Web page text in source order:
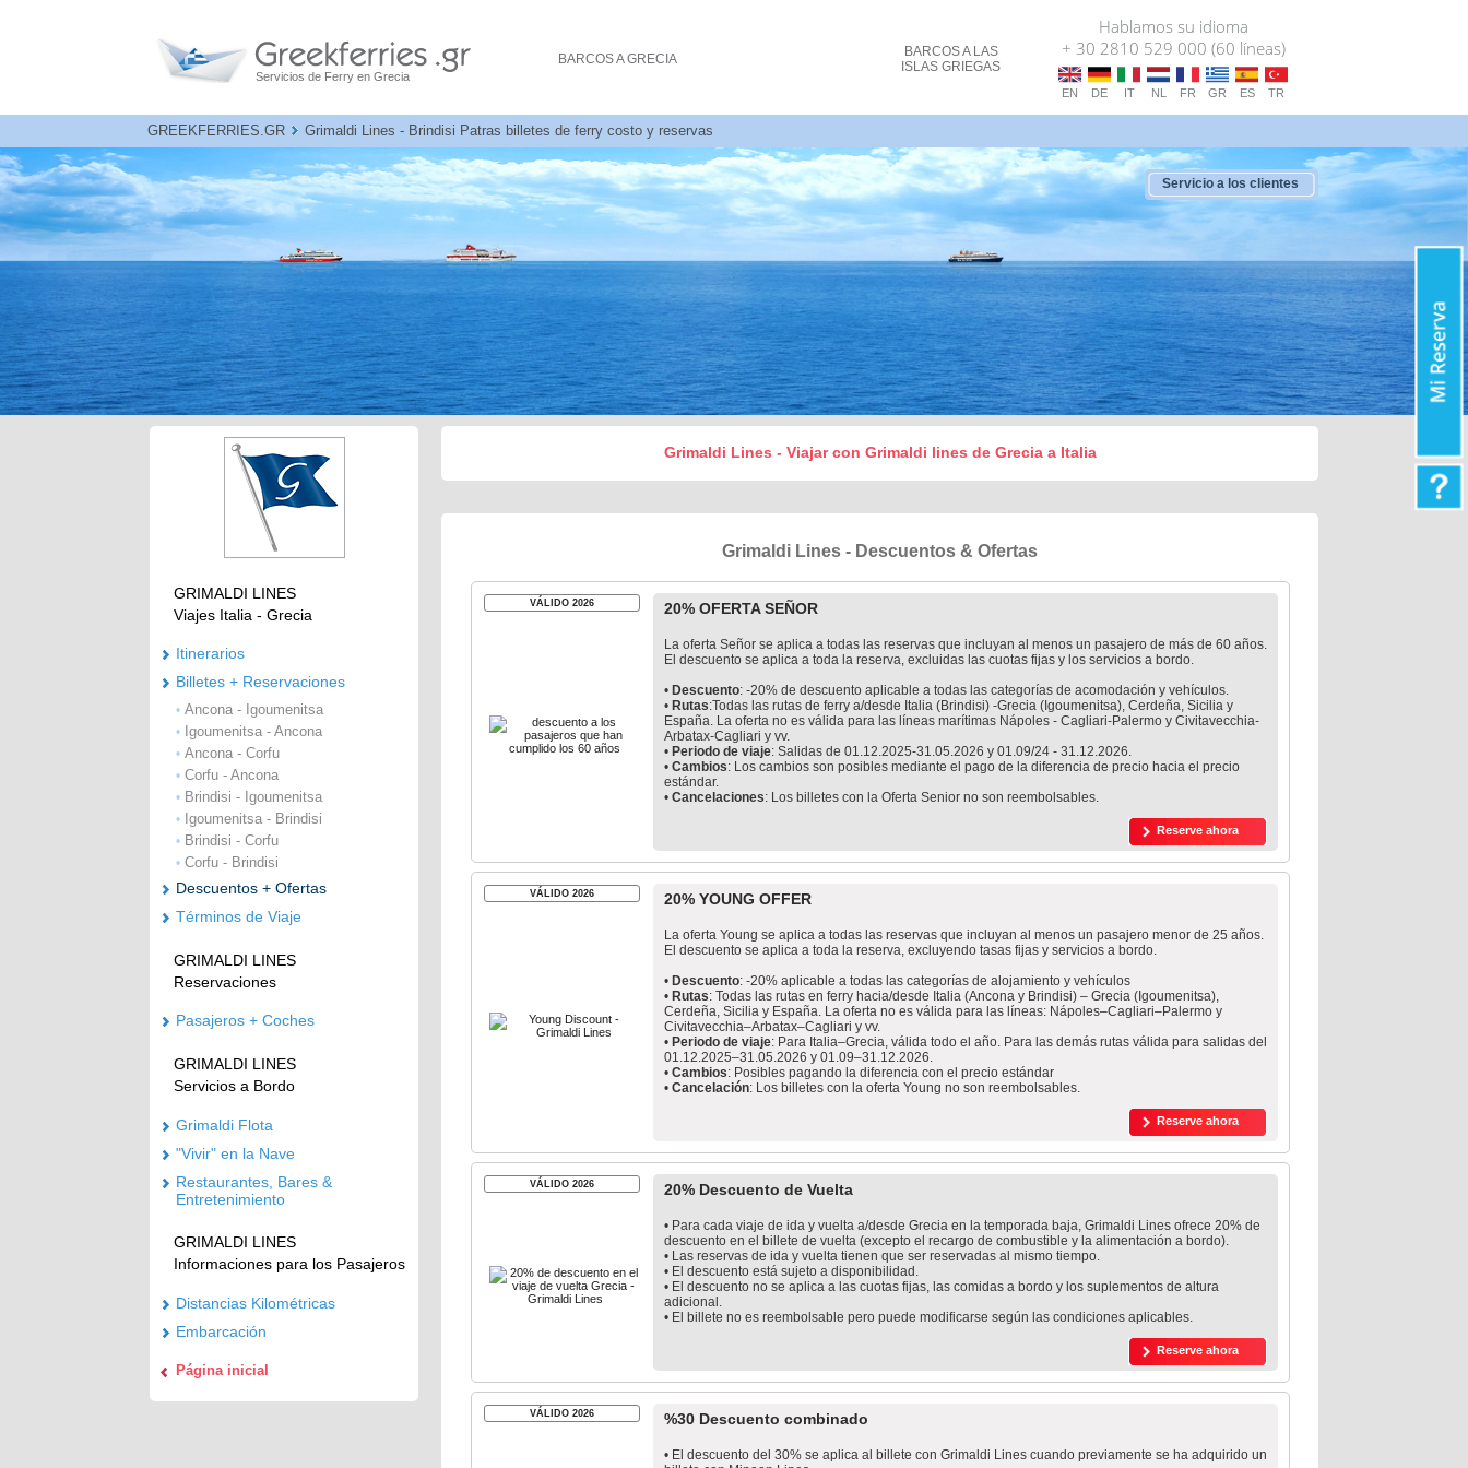
Servicios de Ferry en Grecia
BARCOSA GRECIA BARCOSA LAS
ISLAS GRIEGAS
Hablamos su idioma
+ 30 2810 529 000 (60 líneas)
EN DE IT NL FR GR ES TR
GREEKFERRIES.GR Grimaldi Lines - Brindisi Patras billetes de ferry costo y reservas
Servicio a los clientes
GRIMALDI LINES
Viajes Italia - Grecia
Itinerarios
Billetes + Reservaciones
• Ancona - Igoumenitsa
• Igoumenitsa - Ancona
• Ancona - Corfu
• Corfu - Ancona
• Brindisi - Igoumenitsa
• Igoumenitsa - Brindisi
• Brindisi - Corfu
• Corfu - Brindisi
Descuentos + Ofertas
Términos de Viaje
GRIMALDI LINES
Reservaciones
Pasajeros + Coches
GRIMALDI LINES
Servicios a Bordo
Grimaldi Flota
"Vivir" en la Nave
Restaurantes, Bares &
Entretenimiento
GRIMALDI LINES
Informaciones para los Pasajeros
Distancias Kilométricas
Embarcación
Página inicial
Grimaldi Lines - Viajar con Grimaldi lines de Grecia a Italia
Grimaldi Lines - Descuentos & Ofertas
VÁLIDO 2026 20% OFERTA SEÑOR
La oferta Señor se aplica a todas las reservas que incluyan al menos un pasajero de más de 60 años.
El descuento se aplica a toda la reserva, excluidas las cuotas fijas y los servicios a bordo.
• Descuento: -20% de descuento aplicable a todas las categorías de acomodación y vehículos.
• Rutas:Todas las rutas de ferry a/desde Italia (Brindisi) -Grecia (Igoumenitsa), Cerdeña, Sicilia y
España. La oferta no es válida para las líneas marítimas Nápoles - Cagliari-Palermo y Civitavecchia-
Arbatax-Cagliari y vv.
• Periodo de viaje: Salidas de 01.12.2025-31.05.2026 y 01.09/24 - 31.12.2026.
•Cambios: Los cambios son posibles mediante el pago de la diferencia de precio hacia el precio
estándar.
•Cancelaciones: Los billetes con la Oferta Senior no son reembolsables.
Reserve ahora
VÁLIDO 2026 20% YOUNG OFFER
La oferta Young se aplica a todas las reservas que incluyan al menos un pasajero menor de 25 años.
El descuento se aplica a toda la reserva, excluyendo tasas fijas y servicios a bordo.
• Descuento: -20% aplicable a todas las categorías de alojamiento y vehículos
• Rutas: Todas las rutas en ferry hacia/desde Italia (Ancona y Brindisi) – Grecia (Igoumenitsa),
Cerdeña, Sicilia y España. La oferta no es válida para las líneas: Nápoles–Cagliari–Palermo y
Civitavecchia–Arbatax–Cagliari y vv.
• Periodo de viaje: Para Italia–Grecia, válida todo el año. Para las demás rutas válida para salidas del
01.12.2025–31.05.2026 y 01.09–31.12.2026.
•Cambios: Posibles pagando la diferencia con el precio estándar
•Cancelación: Los billetes con la oferta Young no son reembolsables.
Reserve ahora
VÁLIDO 2026 20% Descuento de Vuelta
• Para cada viaje de ida y vuelta a/desde Grecia en la temporada baja, Grimaldi Lines ofrece 20% de
descuento en el billete de vuelta (excepto el recargo de combustible y la alimentación a bordo).
• Las reservas de ida y vuelta tienen que ser reservadas al mismo tiempo.
• El descuento está sujeto a disponibilidad.
• El descuento no se aplica a las cuotas fijas, las comidas a bordo y los suplementos de altura
adicional.
• El billete no es reembolsable pero puede modificarse según las condiciones aplicables.
Reserve ahora
VÁLIDO 2026 %30 Descuento combinado
• El descuento del 30% se aplica al billete con Grimaldi Lines cuando previamente se ha adquirido un